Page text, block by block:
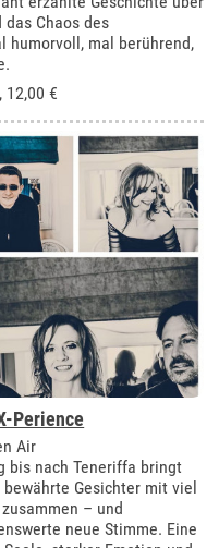
Chaos des
humorvoll, mal berührend,
, 12,00 €
Perience
Air
bis nach Teneriffa bringt
Gesichter mit viel
– und
neue Stimme. Eine